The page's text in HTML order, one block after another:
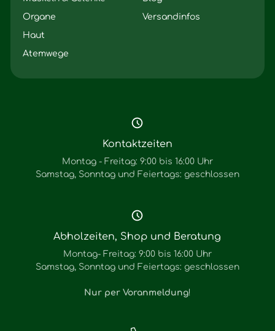
Organe
Haut
Atemwege
Versandinfos
Kontaktzeiten
Montag - Freitag: 9:00 bis 16:00 Uhr
Samstag, Sonntag und Feiertags: geschlossen
Abholzeiten, Shop und Beratung
Montag- Freitag: 9:00 bis 16:00 Uhr
Samstag, Sonntag und Feiertags: geschlossen
Nur per Voranmeldung!